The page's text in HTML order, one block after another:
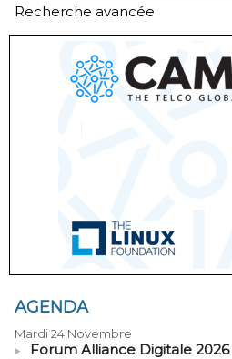
Recherche avancée
AGENDA
Mardi 24 Novembre
Forum Alliance Digitale 2026